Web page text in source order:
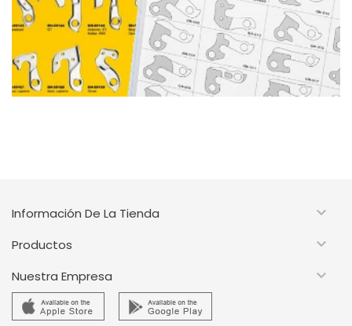
Información De La Tienda 
Productos 
Nuestra Empresa 